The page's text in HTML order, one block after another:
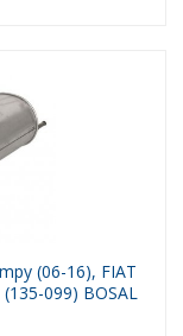
(06-16), FIAT
099) BOSAL